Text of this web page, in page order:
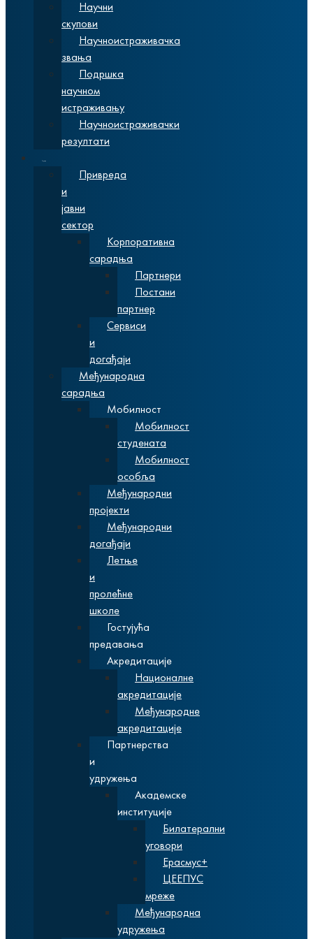
Научни
скупови
Научноистраживачка
звања
Подршка
научном
истраживању
Научноистраживачки
резултати
Привреда
и
јавни
сектор
Корпоративна
сарадња
Партнери
Постани
партнер
Сервиси
и
догађаји
Међународна
сарадња
Мобилност
Мобилност
студената
Мобилност
особља
Међународни
пројекти
Међународни
догађаји
Летње
и
пролећне
школе
Гостујућа
предавања
Акредитације
Националне
акредитације
Међународне
акредитације
Партнерства
и
удружења
Академске
институције
Билатерални
уговори
Ерасмус+
ЦЕЕПУС
мреже
Међународна
удружења